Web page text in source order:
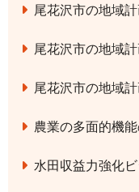
尾花沢市の地域
尾花沢市の地域
尾花沢市の地域
農業の多面的機
水田収益力強化